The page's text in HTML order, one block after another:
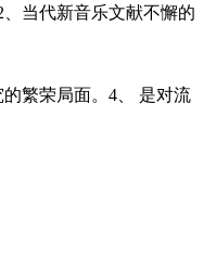
当代新音乐文献不懈的
繁荣局面。 4 是对流